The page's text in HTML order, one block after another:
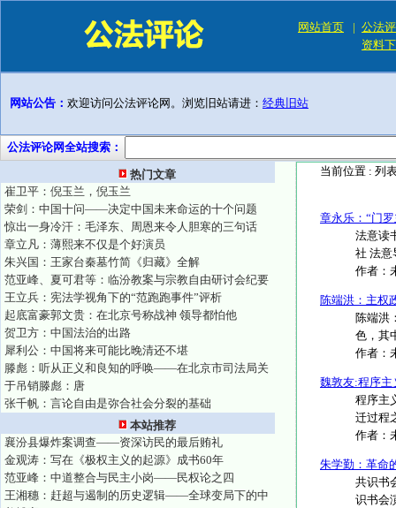
网站首页 | 公法
资料
网站公告： 欢迎访问公法评论网。浏览旧站请进： 经典旧站
公法评论网全站搜索：
热门文章
崔卫平：倪玉兰，倪玉兰
荣剑：中国十问——决定中国未来命运的十个问题
惊出一身冷汗：毛泽东、周恩来令人胆寒的三句话
章立凡：薄熙来不仅是个好演员
朱兴国：王家台秦墓竹简《归藏》全解
范亚峰、夏可君等：临汾教案与宗教自由研讨会纪要
王立兵：宪法学视角下的“范跑跑事件”评析
起底富豪郭文贵：在北京号称战神 领导都怕他
贺卫方：中国法治的出路
犀利公：中国将来可能比晚清还不堪
滕彪：听从正义和良知的呼唤——在北京市司法局关
于吊销滕彪：唐
张千帆：言论自由是弥合社会分裂的基础
本站推荐
襄汾县爆炸案调查——资深访民的最后贿礼
金观涛：写在《极权主义的起源》成书60年
范亚峰：中道整合与民主小岗——民权论之四
王湘穗：赶超与遏制的历史逻辑——全球变局下的中
当前位置 : 列
章永乐：“门
法意读
社 法意
作者：
陈端洪：主权
陈端洪
色，其
作者：
魏敦友:程序主
程序主
迁过程
作者：
朱学勤：革命
共识书
识书会